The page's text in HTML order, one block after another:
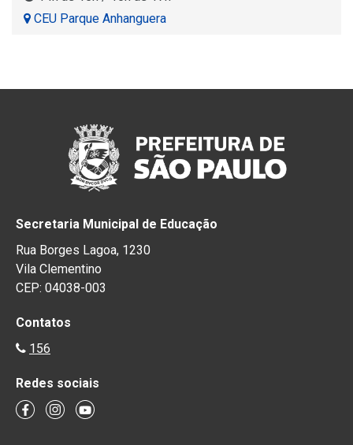
CEU Parque Anhanguera
Secretaria Municipal de Educação
Rua Borges Lagoa, 1230
Vila Clementino
CEP: 04038-003
Contatos
156
Redes sociais